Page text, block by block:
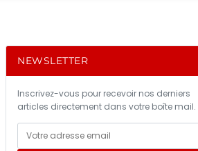
NEWSLETTER
Inscrivez-vous pour recevoir nos derniers
articles directement dans votre boîte mail.